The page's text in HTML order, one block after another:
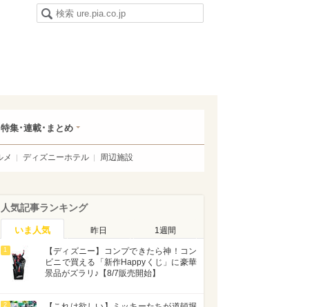
特集･連載･まとめ
メ ディズニーホテル 周辺施設
人気記事ランキング
いま人気 昨日 1週間
1
【ディズニー】コンプできたら神！コン
ビニで買える「新作Happyくじ」に豪華
景品がズラリ♪【8/7販売開始】
2